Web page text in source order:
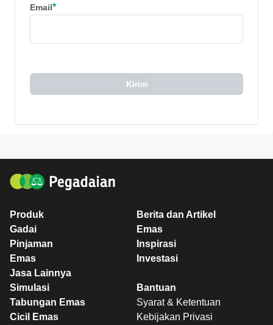
Email*
Kirim
Produk
Gadai
Pinjaman
Emas
Jasa Lainnya
Berita dan Artikel
Emas
Inspirasi
Investasi
Simulasi
Tabungan Emas
Cicil Emas
Bantuan
Syarat & Ketentuan
Kebijakan Privasi